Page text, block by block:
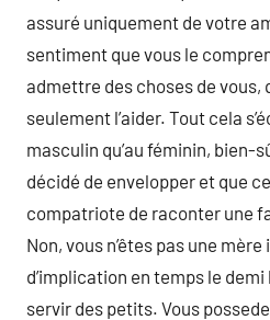
assuré uniquement de votre
sentiment que vous le
admettre des choses de vous,
seulement l’aider. Tout cela
masculin qu’au féminin, bien-
décidé de envelopper et que
compatriote de raconter une
Non, vous n’êtes pas une
d’implication en temps le
servir des petits. Vous